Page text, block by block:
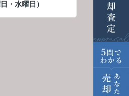
・水曜日）